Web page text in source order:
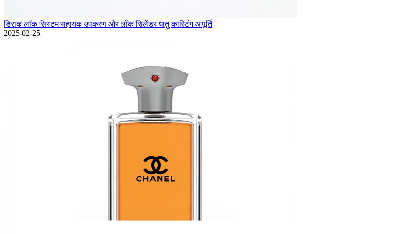
डिराक लॉक सिस्टम सहायक उपकरण और लॉक सिलेंडर धातु कास्टिंग आपूर्ति
2025-02-25